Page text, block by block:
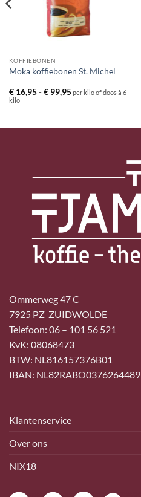
KOFFIEBONEN
Moka koffiebonen St. Michel
€16,95 - €99,95Prijsklasse:
€ 16,95
per kilo of doos à 6
kilo
Ommerweg 47 C
7925 PZ ZUIDWOLDE
Telefoon: 06 – 101 56 521
KvK: 08068473
BTW: NL816157376B01
IBAN: NL82RABO0376264489
Klantenservice
Over ons
NIX18